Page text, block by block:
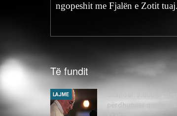
ngopeshit me Fjalën e Zotit
Të fundit
përdhunuar qindra
LAJME